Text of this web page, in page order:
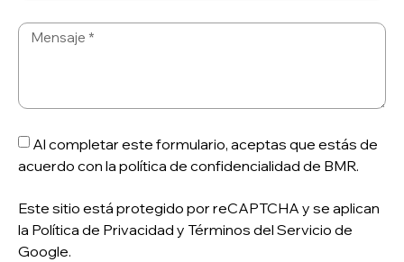
Al completar este formulario, aceptas que estás de
acuerdo con la política de confidencialidad de BMR.
Este sitio está protegido por reCAPTCHA y se aplican
la Política de Privacidad y Términos del Servicio de
Google.